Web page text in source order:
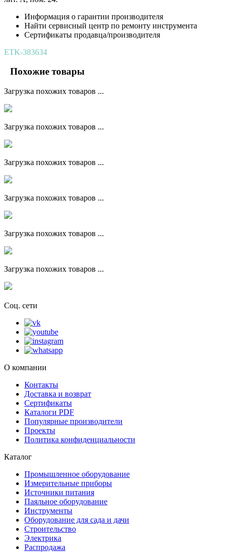
Информация о гарантии производителя
Найти сервисный центр по ремонту инструмента
Сертификаты продавца/производителя
ETK-383634
Похожие товары
Загрузка похожих товаров ...
Загрузка похожих товаров ...
Загрузка похожих товаров ...
Загрузка похожих товаров ...
Загрузка похожих товаров ...
Загрузка похожих товаров ...
Соц. сети
О компании
Контакты
Доставка и возврат
Сертификаты
Каталоги PDF
Популярные производители
Проекты
Политика конфиденциальности
Каталог
Промышленное оборудование
Измерительные приборы
Источники питания
Паяльное оборудование
Инструменты
Оборудование для сада и дачи
Строительство
Электрика
Распродажа